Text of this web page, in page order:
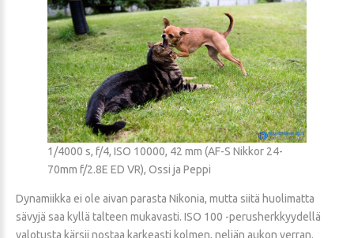
1/4000 s, f/4, ISO 10000, 42 mm (AF-S Nikkor 24-
70mm f/2.8E ED VR), Ossi ja Peppi
Dynamiikka ei ole aivan parasta Nikonia, mutta siitä huolimatta
sävyjä saa kyllä talteen mukavasti. ISO 100 -perusherkkyydellä
valotusta kärsii nostaa karkeasti kolmen, neljän aukon verran.